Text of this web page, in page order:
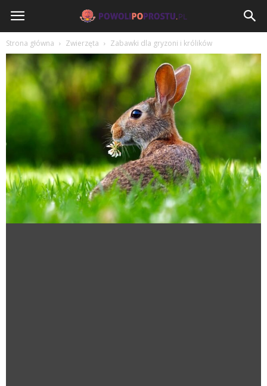
PowoliPoProstu.pl
Strona główna Zwierzęta Zabawki dla gryzoni i królików